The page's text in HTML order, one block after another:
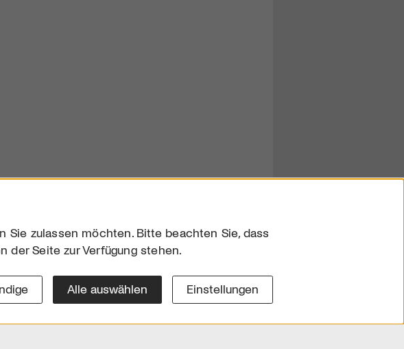
Impressum
zulassen möchten. Bitte beachten Sie, dass
der Seite zur Verfügung stehen.
Alle auswählen Einstellungen